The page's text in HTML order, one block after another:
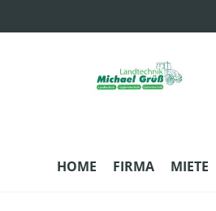
HOME FIRMA MIETE